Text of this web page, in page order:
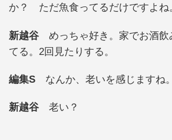
か？ ただ魚食ってるだけですよね
新越谷 めっちゃ好き。家でお酒
てる。2回見たりする。
編集S なんか、老いを感じますね。
新越谷 老い？